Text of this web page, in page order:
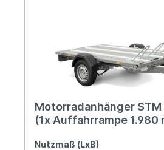
Motorradanhänger STM
(1x Auffahrrampe 1.980
Nutzmaß (LxB)